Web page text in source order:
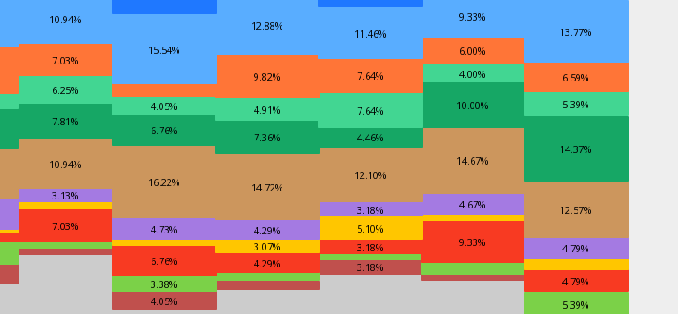
4.05%
3.18%
3.38%
5.39%
7.03%
6.76% 4.29%
3.18% 9.33%
4.79%
3.07%
5.10%
3.13%
4.73% 4.29%
3.18% 4.67%
4.79%
10.94%
16.22%
14.72%
12.10%
14.67%
12.57%
7.81%
6.76%
7.36% 4.46%
10.00%
14.37%
6.25%
4.05%
4.91% 7.64%
4.00%
5.39%
7.03%
9.82%
7.64%
6.00%
6.59%
10.94%
15.54%
12.88%
11.46%
9.33%
13.77%